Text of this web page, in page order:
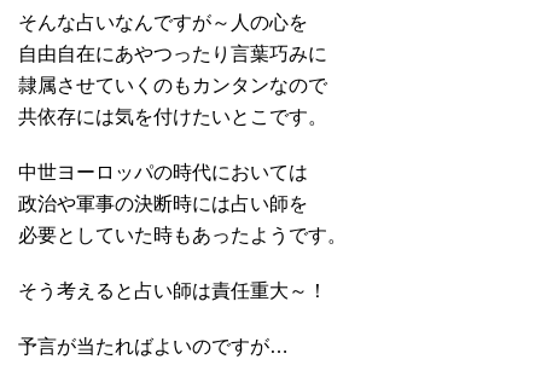
そんな占いなんですが～人の心を
自由自在にあやつったり言葉巧みに
隷属させていくのもカンタンなので
共依存には気を付けたいとこです。
中世ヨーロッパの時代においては
政治や軍事の決断時には占い師を
必要としていた時もあったようです。
そう考えると占い師は責任重大～！
予言が当たればよいのですが…